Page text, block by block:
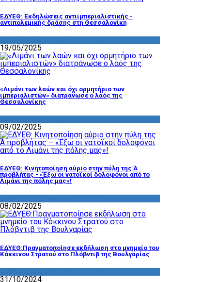
ΕΔΥΕΘ: Εκδηλώσεις αντιιμπεριαλιστικής -
αντιπολεμικής δράσης στη Θεσσαλονίκη
19/05/2025
«Λιμάνι των λαών και όχι ορμητήριο των
ιμπεριαλιστών» διατράνωσε ο λαός της
Θεσσαλονίκης
09/02/2025
ΕΔΥΕΘ: Κινητοποίηση αύριο στην πύλη της Ά
προβλήτας - «Έξω οι νατοϊκοί δολοφόνοι από το
Λιμάνι της πόλης μας»!
08/02/2025
ΕΔΥΕΘ:Πραγματοποίησε εκδήλωση στο μνημείο του
Κόκκινου Στρατού στο Πλόβντιβ της Βουλγαρίας
31/10/2024